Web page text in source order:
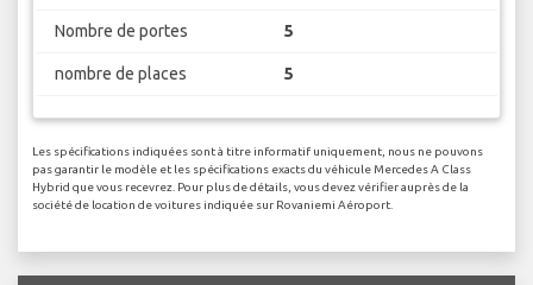
Nombre de portes 5
nombre de places 5
Les spécifications indiquées sont à titre informatif uniquement, nous ne pouvons
pas garantir le modèle et les spécifications exacts du véhicule Mercedes A Class
Hybrid que vous recevrez. Pour plus de détails, vous devez vérifier auprès de la
société de location de voitures indiquée sur Rovaniemi Aéroport.